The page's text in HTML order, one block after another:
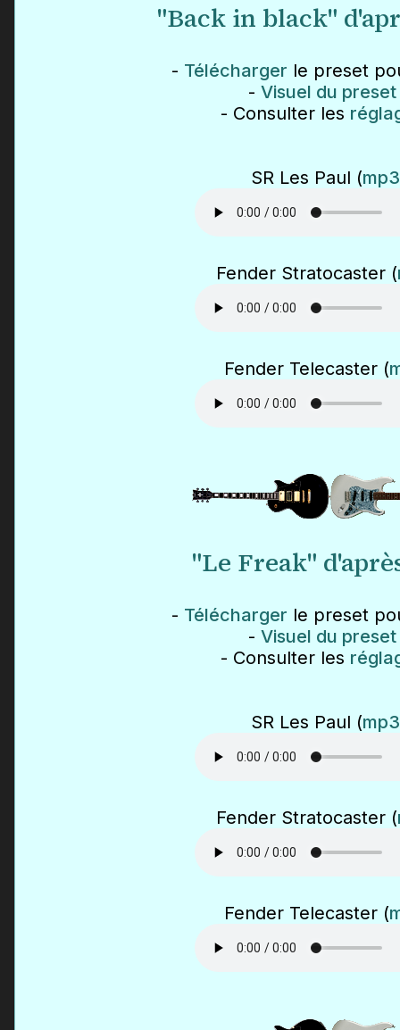
"Back in black"
- Télécharger le preset
- Visuel du preset
- Consulter les
SR Les Paul (mp3
Fender Stratocaster (
Fender Telecaster (
"Le Freak"
- Télécharger le preset
- Visuel du preset
- Consulter les
SR Les Paul (mp3
Fender Stratocaster (
Fender Telecaster (